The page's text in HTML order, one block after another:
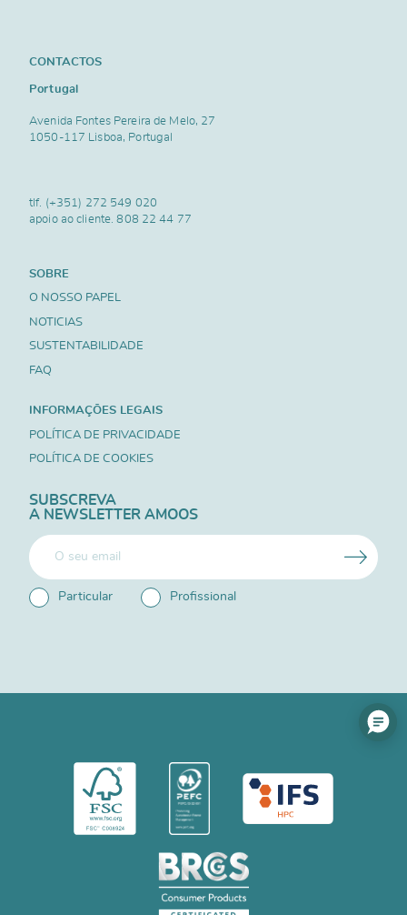
CONTACTOS
Portugal
Avenida Fontes Pereira de Melo, 27
1050-117 Lisboa, Portugal
tlf. (+351) 272 549 020
apoio ao cliente.808 22 44 77
SOBRE
O NOSSO PAPEL
NOTICIAS
SUSTENTABILIDADE
FAQ
INFORMAÇÕES LEGAIS
POLÍTICA DE PRIVACIDADE
POLÍTICA DE COOKIES
SUBSCREVA
A NEWSLETTER AMOOS
Particular Profissional